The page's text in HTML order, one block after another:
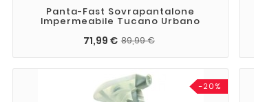
Panta-Fast Sovrapantalone
Impermeabile Tucano Urbano
71,99 € 89,99 €
-20%